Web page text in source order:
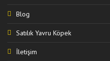
Blog
Satılık Yavru Köpek
İletişim